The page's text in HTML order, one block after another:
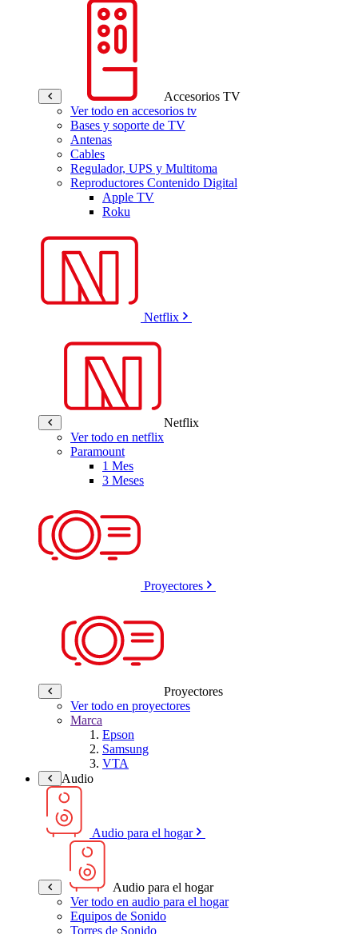
Accesorios TV
Ver todo en accesorios tv
Bases y soporte de TV
Antenas
Cables
Regulador, UPS y Multitoma
Reproductores Contenido Digital
Apple TV
Roku
Netflix
Netflix
Ver todo en netflix
Paramount
1 Mes
3 Meses
Proyectores
Proyectores
Ver todo en proyectores
Marca
Epson
Samsung
VTA
Audio
Audio para el hogar
Audio para el hogar
Ver todo en audio para el hogar
Equipos de Sonido
Torres de Sonido